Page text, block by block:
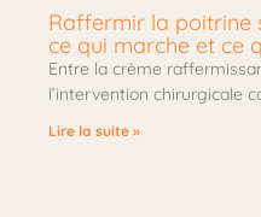
Raffermir la poitrine
ce qui marche et ce
Entre la crème
l’intervention chirurgicale
Lire la suite »